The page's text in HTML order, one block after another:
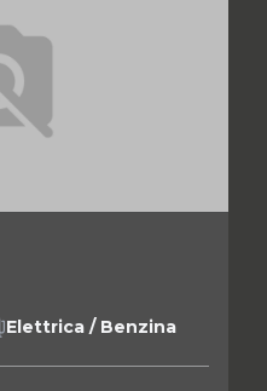
Elettrica / Benzina